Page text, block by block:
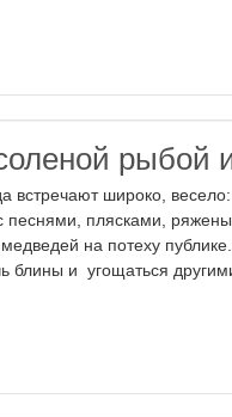
рыбой
встречают широко,
песнями, плясками,
на потеху
блины и угощаться